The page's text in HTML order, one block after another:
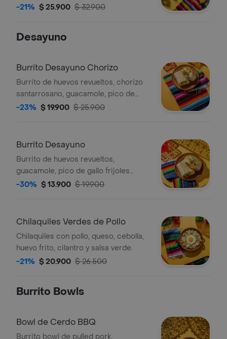
frijoles negros, arroz achiote, lechuga
-21% $ 25.900 $ 32.900
Desayuno
Burrito Desayuno Chorizo
Burrito de huevos revueltos, chorizo
santarrosano, guacamole, pico de
gallo frijoles negros, arroz achiote,
-23% $ 19.900 $ 25.900
Burrito Desayuno
Burrito de huevos revueltos,
guacamole, pico de gallo frijoles
negros, arroz achiote, lechuga, queso
-30% $ 13.900 $ 19.900
Chilaquiles Verdes de Pollo
Chilaquiles con pollo, queso, cebolla,
huevo frito, cilantro y salsa verde.
-21% $ 20.900 $ 26.500
Burrito Bowls
Bowl de Cerdo BBQ
Burrito bowl de pulled pork,